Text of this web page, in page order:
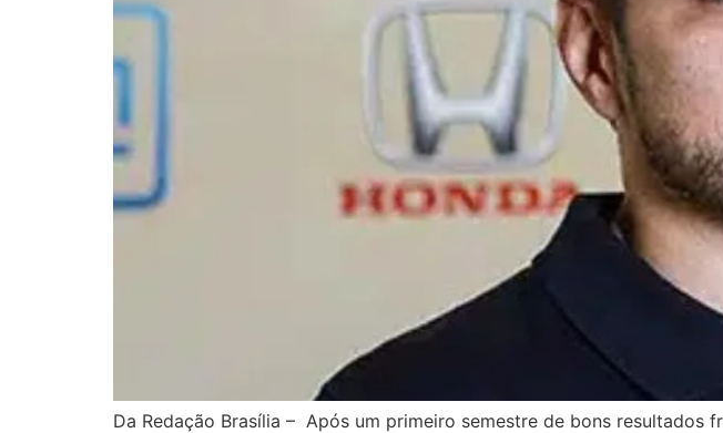
Da Redação Brasília – Após um primeiro semestre de bons